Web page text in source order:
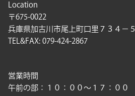
Location
〒675-0022
兵庫県加古川市尾上町口里７３４－５
TEL&FAX: 079-424-2867
営業時間
午前の部：１０：００〜１７：００